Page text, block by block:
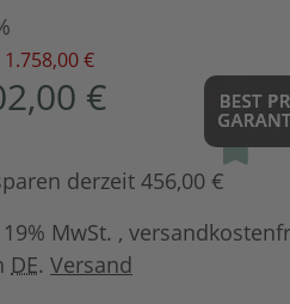
1.758,00 €
€
derzeit 456,00 €
MwSt. ,
DE. Versand